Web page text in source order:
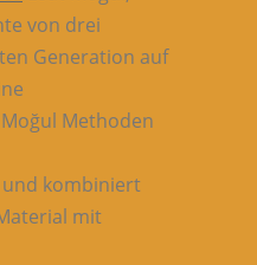
von drei
Generation auf
Methoden
und kombiniert
mit